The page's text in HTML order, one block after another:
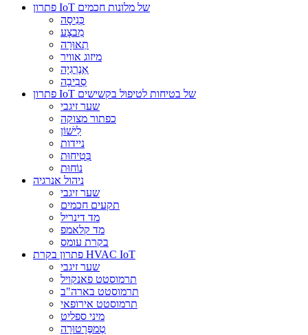
פתרון IoT של מלונות חכמים
כְּנִיסָה
מִבצָע
תְאוּרָה
מיזוג אוויר
אֵנֶרְגִיָה
סְבִיבָה
פתרון IoT של בטיחות לטיפול בקשישים
שער זיגבי
כפתור מצוקה
לִישׁוֹן
ניידות
בְּטִיחוּת
נוֹחוּת
ניהול אנרגיה
שער זיגבי
תקעים חכמים
מד דינריל
מד קלאמפ
בקרת עומס
פתרון בקרת HVAC IoT
שער זיגבי
תרמוסטט פאנקויל
תרמוסטט בארה"ב
תרמוסטט אירופאי
מיני ספליט
טֶמפֶּרָטוּרָה